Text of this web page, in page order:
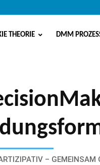
THEORIE DMM
– GEMEINSAM